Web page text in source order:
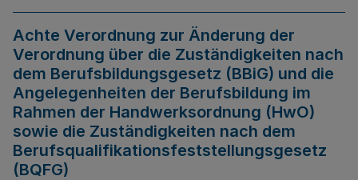
Achte Verordnung zur Änderung der
Verordnung über die Zuständigkeiten nach
dem Berufsbildungsgesetz (BBiG) und die
Angelegenheiten der Berufsbildung im
Rahmen der Handwerksordnung (HwO)
sowie die Zuständigkeiten nach dem
Berufsqualifikationsfeststellungsgesetz
(BQFG)